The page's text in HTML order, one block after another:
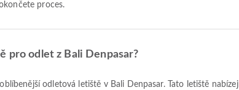
proces.
pro odlet z Bali Denpasar?
odletová letiště v Bali Denpasar. Tato letiště